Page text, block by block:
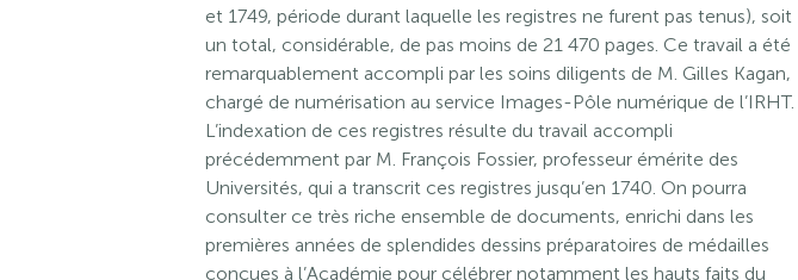
et 1749, période durant laquelle les registres ne furent pas tenus), soit
un total, considérable, de pas moins de 21 470 pages. Ce travail a été
remarquablement accompli par les soins diligents de M. Gilles Kagan,
chargé de numérisation au service Images-Pôle numérique de l’IRHT.
L’indexation de ces registres résulte du travail accompli
précédemment par M. François Fossier, professeur émérite des
Universités, qui a transcrit ces registres jusqu’en 1740. On pourra
consulter ce très riche ensemble de documents, enrichi dans les
premières années de splendides dessins préparatoires de médailles
conçues à l’Académie pour célébrer notamment les hauts faits du